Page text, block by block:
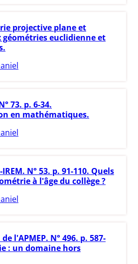
projective plane et
euclidienne et
73. p. 6-34.
en mathématiques.
IREM. N° 53. p. 91-110. Quels
à l'âge du collège ?
l'APMEP. N° 496. p. 587-
: un domaine hors